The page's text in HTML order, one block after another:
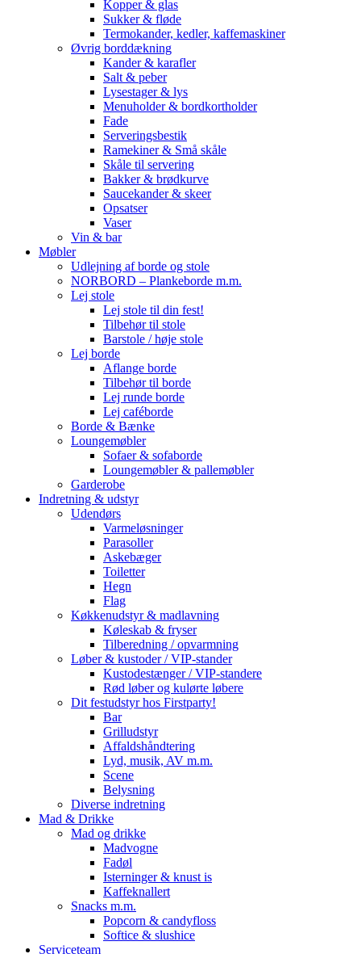
Kopper & glas
Sukker & fløde
Termokander, kedler, kaffemaskiner
Øvrig borddækning
Kander & karafler
Salt & peber
Lysestager & lys
Menuholder & bordkortholder
Fade
Serveringsbestik
Ramekiner & Små skåle
Skåle til servering
Bakker & brødkurve
Saucekander & skeer
Opsatser
Vaser
Vin & bar
Møbler
Udlejning af borde og stole
NORBORD – Plankeborde m.m.
Lej stole
Lej stole til din fest!
Tilbehør til stole
Barstole / høje stole
Lej borde
Aflange borde
Tilbehør til borde
Lej runde borde
Lej caféborde
Borde & Bænke
Loungemøbler
Sofaer & sofaborde
Loungemøbler & pallemøbler
Garderobe
Indretning & udstyr
Udendørs
Varmeløsninger
Parasoller
Askebæger
Toiletter
Hegn
Flag
Køkkenudstyr & madlavning
Køleskab & fryser
Tilberedning / opvarmning
Løber & kustoder / VIP-stander
Kustodestænger / VIP-standere
Rød løber og kulørte løbere
Dit festudstyr hos Firstparty!
Bar
Grilludstyr
Affaldshåndtering
Lyd, musik, AV m.m.
Scene
Belysning
Diverse indretning
Mad & Drikke
Mad og drikke
Madvogne
Fadøl
Isterninger & knust is
Kaffeknallert
Snacks m.m.
Popcorn & candyfloss
Softice & slushice
Serviceteam